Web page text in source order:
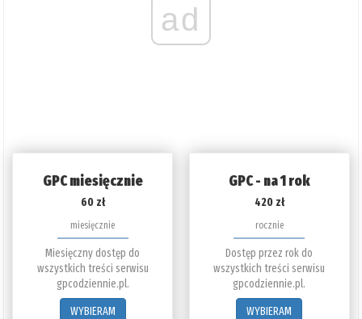
ad
GPC miesięcznie
60 zł
miesięcznie
Miesięczny dostęp do
wszystkich treści serwisu
gpcodziennie.pl.
WYBIERAM
GPC - na 1 rok
420 zł
rocznie
Dostęp przez rok do
wszystkich treści serwisu
gpcodziennie.pl.
WYBIERAM